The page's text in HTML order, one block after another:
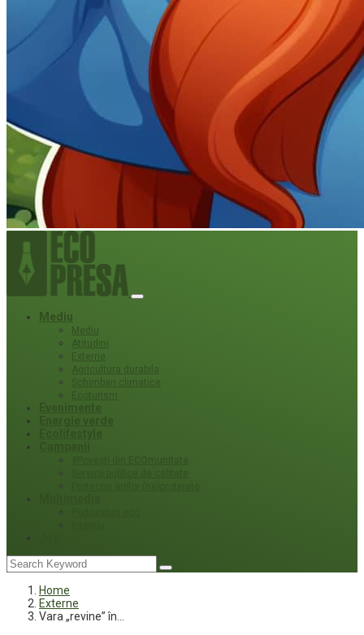
Mediu
Mediu
Atitudini
Externe
Agricultura durabila
Schimbari climatice
Ecoturism
Home
Externe
Vara „revine” în…